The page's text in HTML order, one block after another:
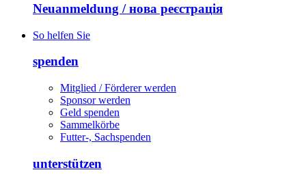
Neuanmeldung / нова реєстрація
So helfen Sie
spenden
Mitglied / Förderer werden
Sponsor werden
Geld spenden
Sammelkörbe
Futter-, Sachspenden
unterstützen